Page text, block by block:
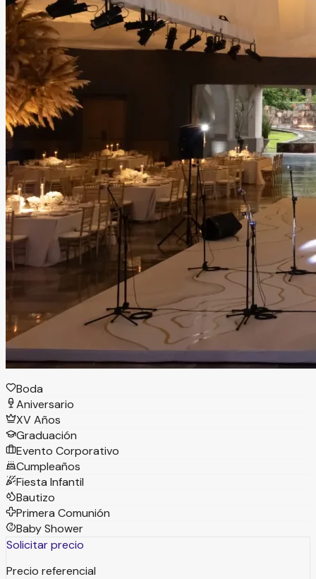
Benavento Guadalajara
Guadalajara, Jalisco Salón Hasta 500 personas
Información
Venue donde la elegancia y la naturaleza se unen para
crear momentos inolvidables. Team de Wedding & Event
Planners desde la conceptualización hasta el gran día.
Cada rincón diseñado para impresionar.
Tipos de eventos
Boda
Aniversario
XV Años
Graduación
Evento Corporativo
Cumpleaños
Fiesta Infantil
Bautizo
Primera Comunión
Baby Shower
Solicitar precio
Precio referencial